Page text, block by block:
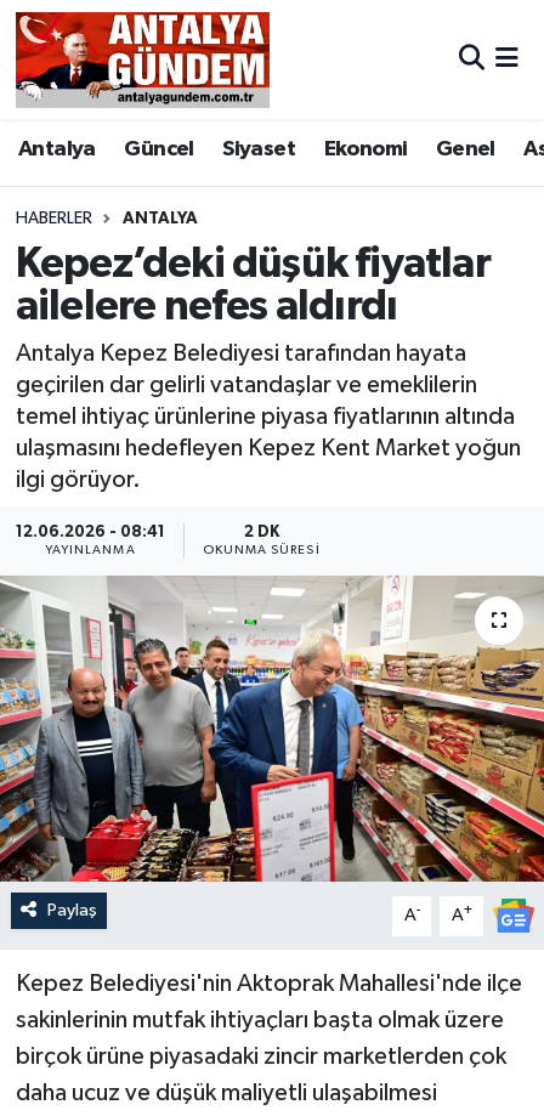
Antalya Güncel Siyaset Ekonomi Genel
HABERLER ANTALYA
Kepez’deki düşük fiyatlar
ailelere nefes aldırdı
Antalya Kepez Belediyesi tarafından hayata
geçirilen dar gelirli vatandaşlar ve emeklilerin
temel ihtiyaç ürünlerine piyasa fiyatlarının altında
ulaşmasını hedefleyen Kepez Kent Market yoğun
ilgi görüyor.
12.06.2026 - 08:41
YAYINLANMA
2 DK
OKUNMA SÜRESI
Paylaş A- A+
Kepez Belediyesi'nin Aktoprak Mahallesi'nde ilçe
sakinlerinin mutfak ihtiyaçları başta olmak üzere
birçok ürüne piyasadaki zincir marketlerden çok
daha ucuz ve düşük maliyetli ulaşabilmesi
Antalya
Asayiş
Bilim & Teknoloji
Bölge
EĞİTİM
Ekonomi
Görüntülü Haber
Güncel
Kültür & Sanat
Magazin
Resmi İlan
Sağlık & Yaşam
Siyaset
Antalya Nöbetçi Eczaneler
Antalya Hava Durumu
Antalya Namaz Vakitleri
Antalya Trafik Yoğunluk Haritası
Süper Lig Puan Durumu ve Fikstür
Tüm Manşetler
Son Dakika Haberleri
Haber Arşivi